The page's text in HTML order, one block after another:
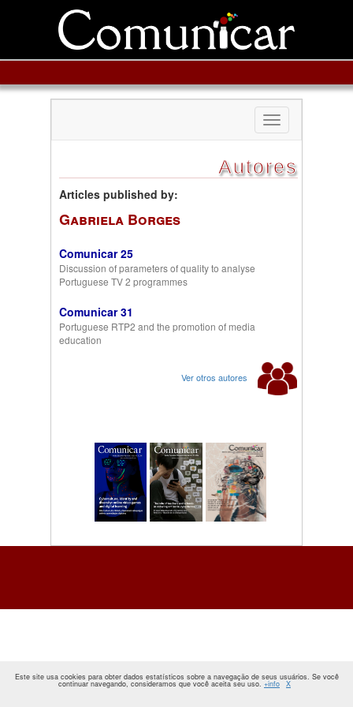
Toggle
navigation
Autores
Articles published by:
Gabriela Borges
Comunicar 25
Discussion of parameters of quality to analyse
Portuguese TV 2 programmes
Comunicar 31
Portuguese RTP2 and the promotion of media
education
Ver otros autores
Este site usa cookies para obter dados estatísticos sobre a navegação de seus usuários. Se você
continuar navegando, consideramos que você aceita seu uso. +info X